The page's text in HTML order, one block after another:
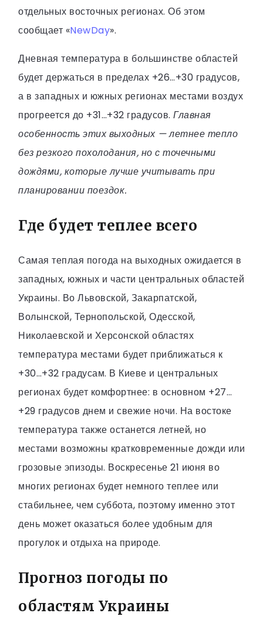
отдельных восточных регионах. Об этом
сообщает «NewDay».
Дневная температура в большинстве областей
будет держаться в пределах +26…+30 градусов,
а в западных и южных регионах местами воздух
прогреется до +31…+32 градусов. Главная
особенность этих выходных — летнее тепло
без резкого похолодания, но с точечными
дождями, которые лучше учитывать при
планировании поездок.
Где будет теплее всего
Самая теплая погода на выходных ожидается в
западных, южных и части центральных областей
Украины. Во Львовской, Закарпатской,
Волынской, Тернопольской, Одесской,
Николаевской и Херсонской областях
температура местами будет приближаться к
+30…+32 градусам. В Киеве и центральных
регионах будет комфортнее: в основном +27…
+29 градусов днем и свежие ночи. На востоке
температура также останется летней, но
местами возможны кратковременные дожди или
грозовые эпизоды. Воскресенье 21 июня во
многих регионах будет немного теплее или
стабильнее, чем суббота, поэтому именно этот
день может оказаться более удобным для
прогулок и отдыха на природе.
Прогноз погоды по
областям Украины